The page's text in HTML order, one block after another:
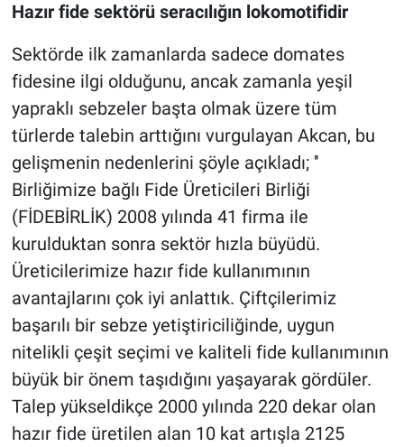
düzenlenecek
Hazır fide sektörü seracılığın lokomotifidir
Sektörde ilk zamanlarda sadece domates
fidesine ilgi olduğunu, ancak zamanla yeşil
yapraklı sebzeler başta olmak üzere tüm
türlerde talebin arttığını vurgulayan Akcan, bu
gelişmenin nedenlerini şöyle açıkladı; ''
Birliğimize bağlı Fide Üreticileri Birliği
(FİDEBİRLİK) 2008 yılında 41 firma ile
kurulduktan sonra sektör hızla büyüdü.
Üreticilerimize hazır fide kullanımının
avantajlarını çok iyi anlattık. Çiftçilerimiz
başarılı bir sebze yetiştiriciliğinde, uygun
nitelikli çeşit seçimi ve kaliteli fide kullanımının
büyük bir önem taşıdığını yaşayarak gördüler.
Talep yükseldikçe 2000 yılında 220 dekar olan
hazır fide üretilen alan 10 kat artışla 2125